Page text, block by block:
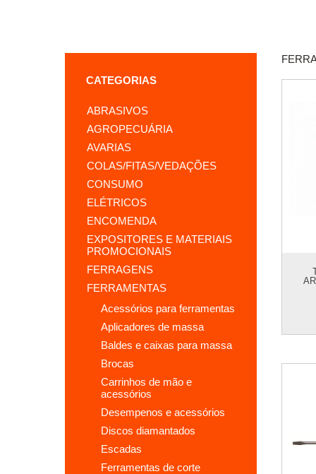
CATEGORIAS
ABRASIVOS
AGROPECUÁRIA
AVARIAS
COLAS/FITAS/VEDAÇÕES
CONSUMO
ELÉTRICOS
ENCOMENDA
EXPOSITORES E MATERIAIS
PROMOCIONAIS
FERRAGENS
FERRAMENTAS
acessórios para ferramentas
aplicadores de massa
baldes e caixas para massa
brocas
carrinhos de mão e
acessórios
desempenos e acessórios
discos diamantados
escadas
ferramentas de corte